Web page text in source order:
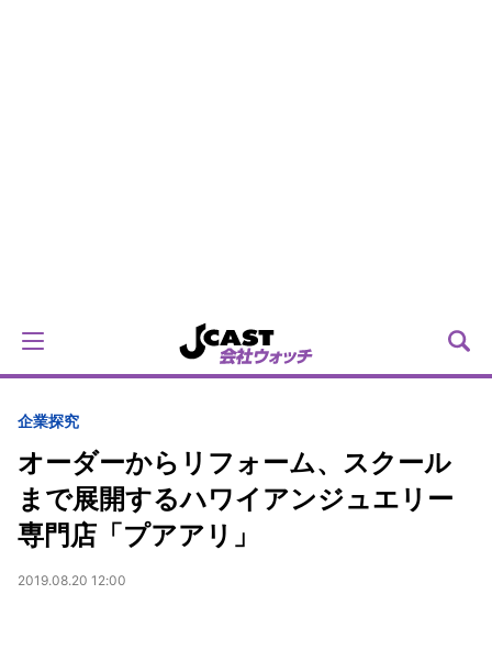
企業探究
オーダーからリフォーム、スクール
まで展開するハワイアンジュエリー
専門店「プアアリ」
2019.08.20 12:00